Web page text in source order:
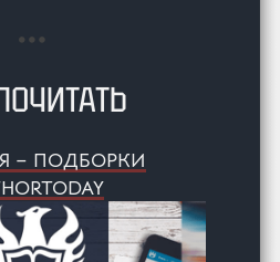
– ПОДБОРКИ